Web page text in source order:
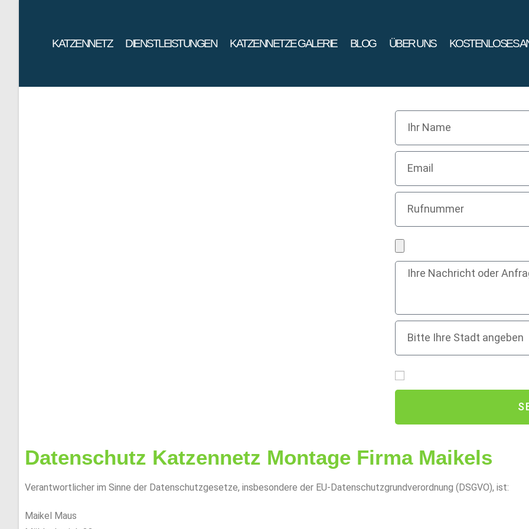
KATZENNETZ DIENSTLEISTUNGEN KATZENNETZE GALERIE BLOG ÜBER UNS KOSTENLOSES
Datenschutz Katzennetz Montage Firma Maikels
Verantwortlicher im Sinne der Datenschutzgesetze, insbesondere der EU-Datenschutzgrundverordnung (DSGVO), ist:
Maikel Maus